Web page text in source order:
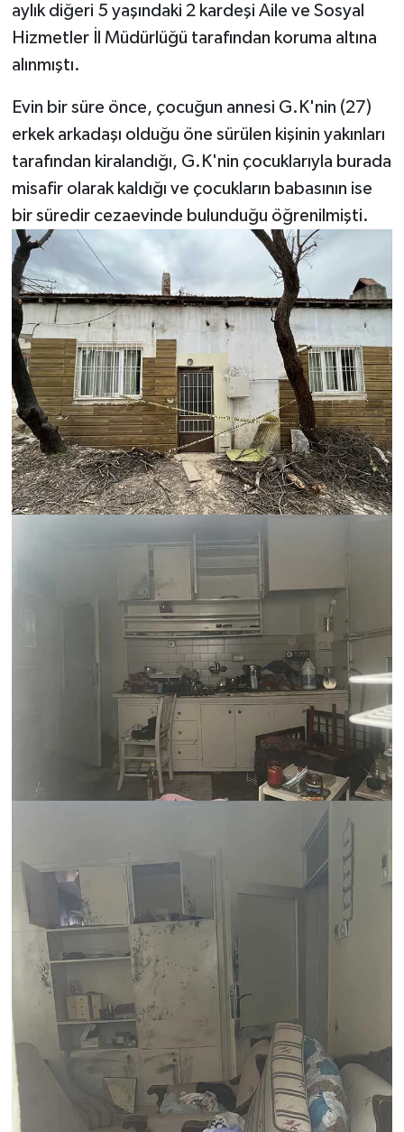
aylık diğeri 5 yaşındaki 2 kardeşi Aile ve Sosyal
Hizmetler İl Müdürlüğü tarafından koruma altına
alınmıştı.
Evin bir süre önce, çocuğun annesi G.K'nin (27)
erkek arkadaşı olduğu öne sürülen kişinin yakınları
tarafından kiralandığı, G.K'nin çocuklarıyla burada
misafir olarak kaldığı ve çocukların babasının ise
bir süredir cezaevinde bulunduğu öğrenilmişti.